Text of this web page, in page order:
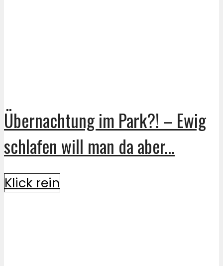
Übernachtung im Park?! – Ewig
schlafen will man da aber...
Klick rein